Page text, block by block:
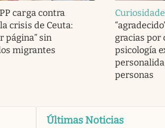
carga contra
crisis de Ceuta:
página” sin
migrantes
gracias por
psicología
personas
Últimas Noticias